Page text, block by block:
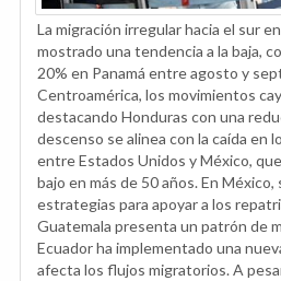
La migración irregular hacia el sur
mostrado una tendencia a la baja,
20% en Panamá entre agosto y
Centroamérica, los movimientos
destacando Honduras con una
descenso se alinea con la caída en
entre Estados Unidos y México,
bajo en más de 50 años. En México,
estrategias para apoyar a los
Guatemala presenta un patrón de
Ecuador ha implementado una
afecta los flujos migratorios. A